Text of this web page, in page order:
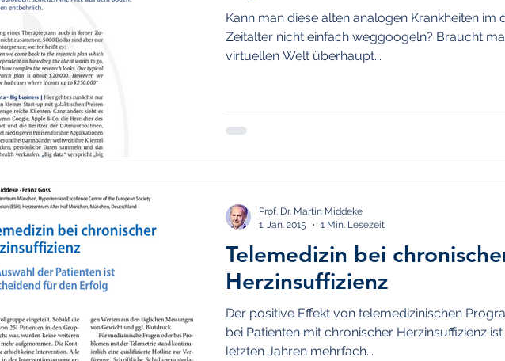
Kann man diese alten analogen Krankheiten im
Zeitalter nicht einfach weggoogeln? Braucht
virtuellen Welt überhaupt...
Telemedizin bei
Herzinsuffizienz
Der positive Effekt von telemedizinischen
bei Patienten mit chronischer Herzinsuffizienz
letzten Jahren mehrfach...
Prof. Dr. Martin Middeke
1. Jan. 2015
1 Min. Lesezeit